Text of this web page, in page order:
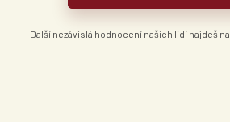
Další nezávislá hodnocení našich lidí najdeš na